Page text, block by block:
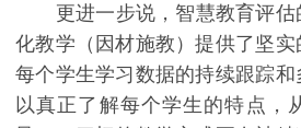
更进一步说，智慧教育评估
化教学（因材施教）提供了坚
每个学生学习数据的持续跟踪
以真正了解每个学生的特点，